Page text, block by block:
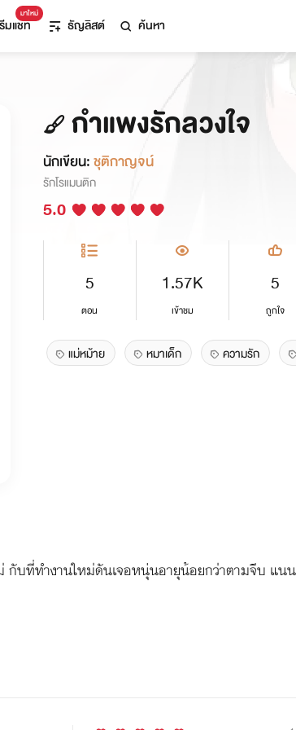
มาใหม่
มแชท ธัญลิสต์ ค้นหา
กำแพงรักลวงใจ
นักเขียน:ชุติกาญจน์
รักโรแมนติก
5.0
5
ตอน
1.57K
เข้าชม
5
ถูกใจ
แม่หม้าย หมาเด็ก ความรัก
กับที่ทำงานใหม่ดันเจอหนุ่นอายุน้อยกว่าตามจีบ แนน